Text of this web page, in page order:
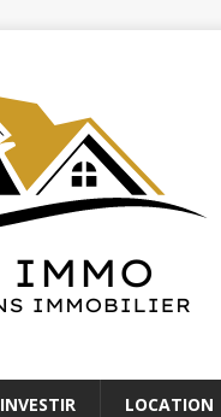
INVESTIR LOCATION